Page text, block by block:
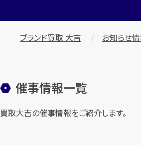
ブランド買取 大吉 お知らせ
催事情報一覧
買取大吉の催事情報をご紹介します。